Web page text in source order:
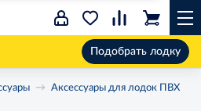
Подобрать лодку
Аксессуары для лодок ПВХ